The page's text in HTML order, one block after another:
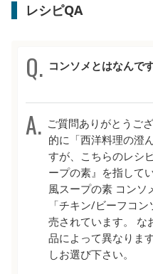
レシピQA
コンソメとはなんで
ご質問ありがとうご
的に「西洋料理の澄
すが、こちらのレシ
ープの素』を指して
風スープの素 コン
「チキン/ビーフコ
売されています。 な
品によって異なりま
しお選び下さい。